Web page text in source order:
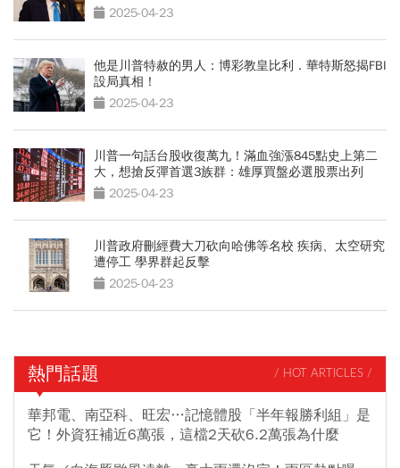
2025-04-23
他是川普特赦的男人：博彩教皇比利．華特斯怒揭FBI
設局真相！
2025-04-23
川普一句話台股收復萬九！滿血強漲845點史上第二
大，想搶反彈首選3族群：雄厚買盤必選股票出列
2025-04-23
川普政府刪經費大刀砍向哈佛等名校 疾病、太空研究
遭停工 學界群起反擊
2025-04-23
熱門話題 / HOT ARTICLES /
華邦電、南亞科、旺宏…記憶體股「半年報勝利組」是
它！外資狂補近6萬張，這檔2天砍6.2萬張為什麼